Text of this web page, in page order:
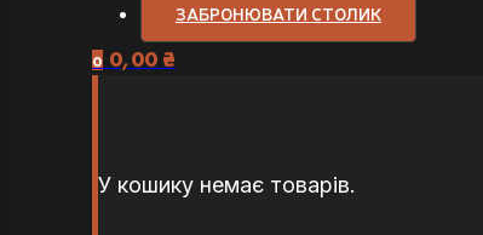
ЗАБРОНЮВАТИ СТОЛИК
0 0,00 ₴
У кошику немає товарів.